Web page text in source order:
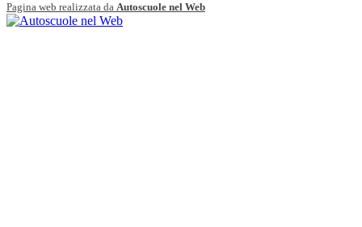
Pagina web realizzata da Autoscuole nel Web